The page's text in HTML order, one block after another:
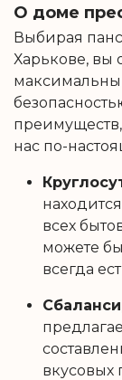
О доме
Выбирая
Харькове, вы
нас по-
всех
можете
всегда
вкусовых